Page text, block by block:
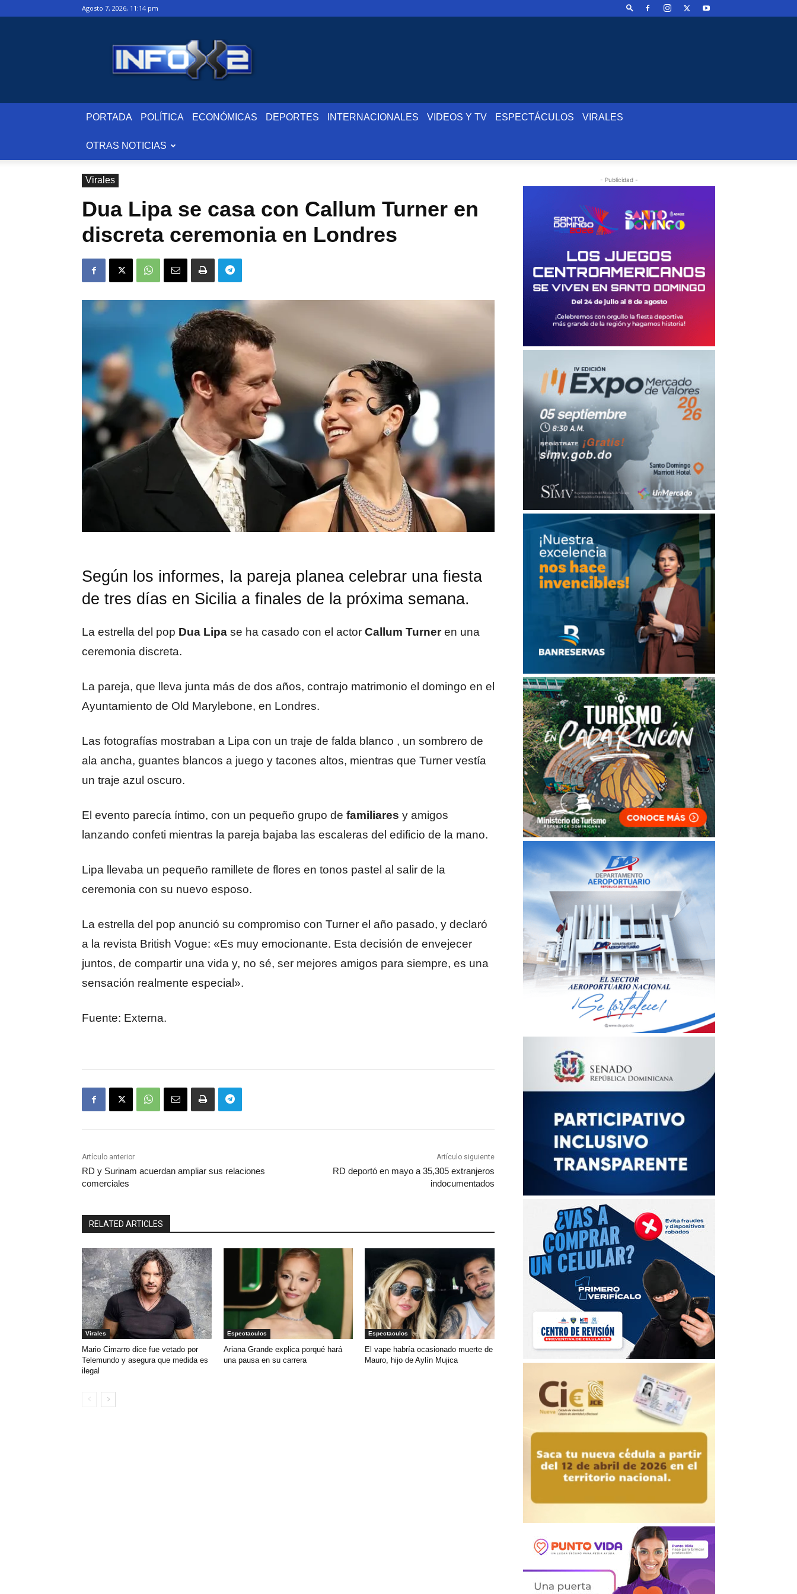
agosto 7, 2026, 11:14 pm
InfoxDos.com
PORTADA POLÍTICA ECONÓMICAS DEPORTES INTERNACIONALES VIDEOS Y TV ESPECTÁCULOS VIRALES
OTRAS NOTICIAS
Virales
Dua Lipa se casa con Callum Turner en
discreta ceremonia en Londres
Según los informes, la pareja planea celebrar una fiesta
de tres días en Sicilia a finales de la próxima semana.
La estrella del pop Dua Lipa se ha casado con el actor Callum Turneren una
ceremonia discreta.
La pareja, que lleva junta más de dos años, contrajo matrimonio el domingo en el
Ayuntamiento de Old Marylebone, en Londres.
Las fotografías mostraban a Lipa con un traje de falda blanco , un sombrero de
ala ancha, guantes blancos a juego y tacones altos, mientras que Turner vestía
un traje azul oscuro.
El evento parecía íntimo, con un pequeño grupo de familiares y amigos
lanzando confeti mientras la pareja bajaba las escaleras del edificio de la mano.
Lipa llevaba un pequeño ramillete de flores en tonos pastel al salir de la
ceremonia con su nuevo esposo.
La estrella del pop anunció su compromiso con Turner el año pasado, y declaró
a la revista British Vogue: «Es muy emocionante. Esta decisión de envejecer
juntos, de compartir una vida y, no sé, ser mejores amigos para siempre, es una
sensación realmente especial».
Fuente: Externa.
Artículo anterior
RD y Surinam acuerdan ampliar sus relaciones
comerciales
Artículo siguiente
RD deportó en mayo a 35,305 extranjeros
indocumentados
RELATED ARTICLES
Virales
Mario Cimarro dice fue vetado por
Telemundo y asegura que medida es
ilegal
Espectaculos
Ariana Grande explica porqué hará
una pausa en su carrera
Espectaculos
El vape habría ocasionado muerte de
Mauro, hijo de Aylín Mujica
- Publicidad -